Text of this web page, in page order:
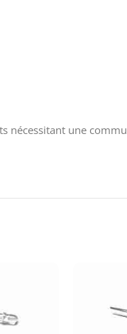
nécessitant une